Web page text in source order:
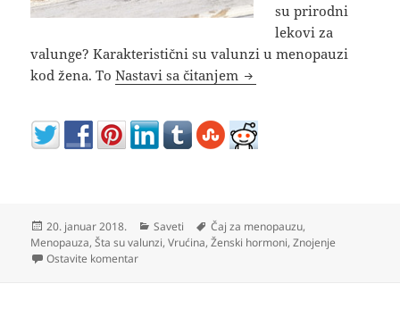
su prirodni
lekovi za
valunge? Karakteristični su valunzi u menopauzi
kod žena. ToNastavi sa čitanjem Valunzi u menopauzi
Objavljeno
20. januar 2018. Kategorije
Saveti Oznake
Čaj za menopauzu,
Menopauza,Šta su valunzi,Vrućina,Ženski hormoni,Znojenje
Ostavite komentarna Valunzi u menopauzi simptomi iskustva koliko